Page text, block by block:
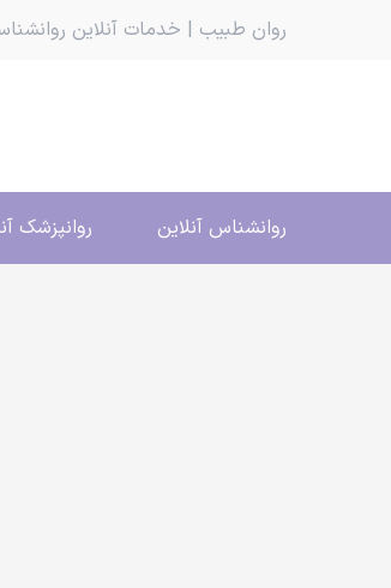
روان طبیب | خدمات آنلاین
روانشناس آنلاین روانپزشک